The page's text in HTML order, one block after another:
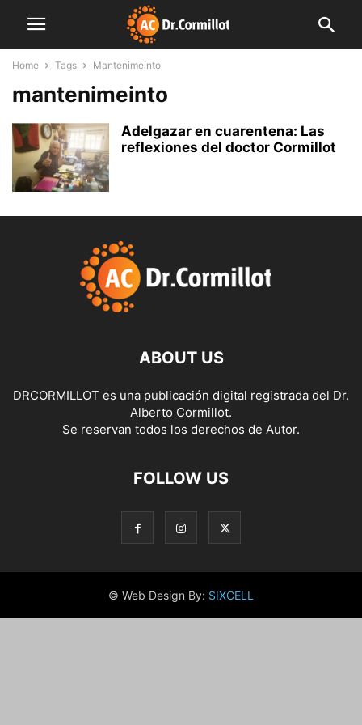
Home Tags Mantenimeinto
mantenimeinto
Adelgazar en cuarentena: Las
reflexiones del doctor Cormillot
ABOUT US
DRCORMILLOT es una publicación digital registrada del Dr.
Alberto Cormillot.
Se reservan todos los derechos de Autor.
FOLLOW US
© Web Design By: SIXCELL